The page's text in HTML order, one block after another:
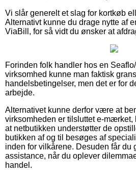
Vi slår generelt et slag for kortkøb
Alternativt kunne du drage nytte af
ViaBill, for så vidt du ønsker at
Forinden folk handler hos en
virksomhed kunne man faktisk
handelsbetingelser, men det er for
arbejde.
Alternativet kunne derfor være at
virksomheden er tilsluttet e-mærket,
at netbutikken understøtter de
butikken af og til besøges af
inden for vilkårene. Desuden får du
assistance, når du oplever
handel.